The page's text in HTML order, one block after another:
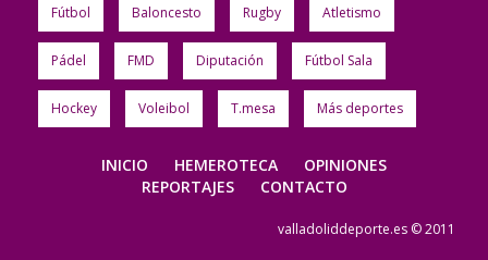
Fútbol Baloncesto Rugby Atletismo
Pádel FMD Diputación Fútbol Sala
Hockey Voleibol T.mesa Más deportes
INICIO HEMEROTECA
OPINIONES
REPORTAJES
CONTACTO
valladoliddeporte.es © 2011